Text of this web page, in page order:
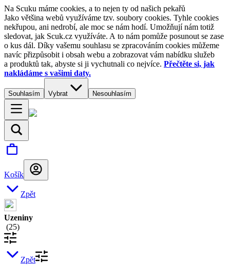
Na Scuku máme cookies, a to nejen ty od našich pekařů
Jako většina webů využíváme tzv. soubory cookies. Tyhle cookies
nekřupou, ani nedrobí, ale moc se nám hodí. Umožňují nám totiž
sledovat, jak Scuk.cz využíváte. A to nám pomůže posunout se zase
o kus dál. Díky vašemu souhlasu se zpracováním cookies můžeme
navíc přizpůsobit i obsah webu a zobrazovat vám nabídku služeb
a produktů tak, abyste si ji vychutnali co nejvíce. Přečtěte si, jak
nakládáme s vašimi daty.
Souhlasím Vybrat Nesouhlasím
Košík
Zpět
Uzeniny
(25)
Zpět